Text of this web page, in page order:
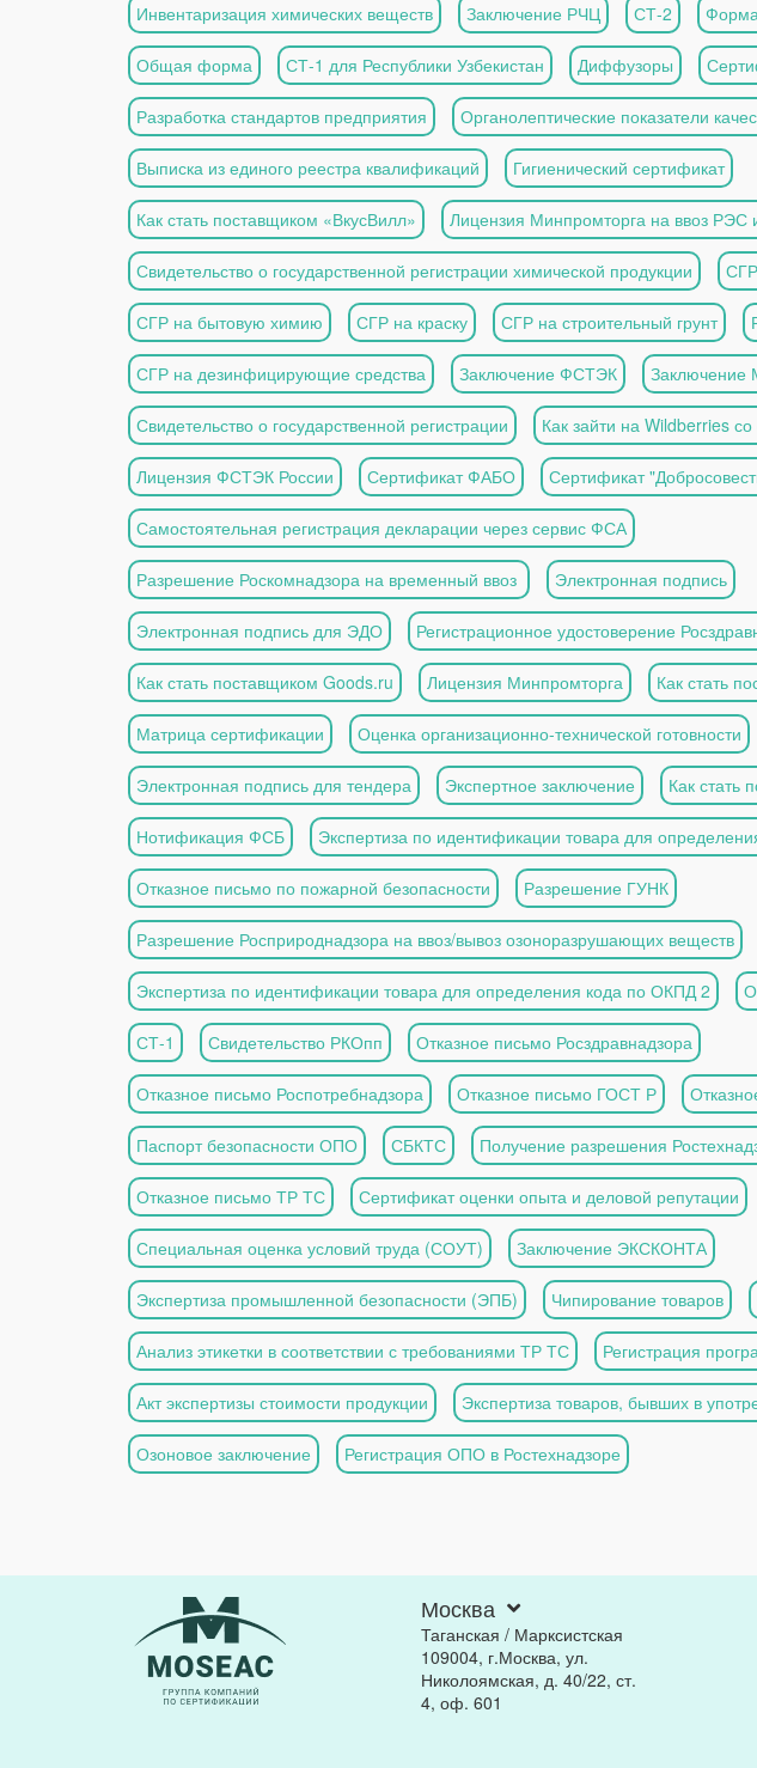
Инвентаризация химических веществ Заключение РЧЦ СТ-2
Общая форма СТ-1 для Республики Узбекистан Диффузоры
Разработка стандартов предприятия Органолептические показатели
Выписка из единого реестра квалификаций Гигиенический сертификат
Как стать поставщиком «ВкусВилл» Лицензия Минпромторга на ввоз РЭС
Свидетельство о государственной регистрации химической продукции
СГР на бытовую химию СГР на краску СГР на строительный грунт
СГР на дезинфицирующие средства Заключение ФСТЭК Заключение
Свидетельство о государственной регистрации Как зайти на Wildberries
Лицензия ФСТЭК России Сертификат ФАБО Сертификат
Самостоятельная регистрация декларации через сервис ФСА
Разрешение Роскомнадзора на временный ввоз Электронная подпись
Электронная подпись для ЭДО Регистрационное удостоверение
Как стать поставщиком Goods.ru Лицензия Минпромторга Как стать
Матрица сертификации Оценка организационно-технической готовности
Электронная подпись для тендера Экспертное заключение Как стать
Нотификация ФСБ Экспертиза по идентификации товара для
Отказное письмо по пожарной безопасности Разрешение ГУНК
Разрешение Росприроднадзора на ввоз/вывоз озоноразрушающих веществ
Экспертиза по идентификации товара для определения кода по ОКПД 2
СТ-1 Свидетельство РКОпп Отказное письмо Росздравнадзора
Отказное письмо Роспотребнадзора Отказное письмо ГОСТ Р
Паспорт безопасности ОПО СБКТС Получение разрешения
Отказное письмо ТР ТС Сертификат оценки опыта и деловой репутации
Специальная оценка условий труда (СОУТ) Заключение ЭКСКОНТА
Экспертиза промышленной безопасности (ЭПБ) Чипирование товаров
Анализ этикетки в соответствии с требованиями ТР ТС Регистрация
Акт экспертизы стоимости продукции Экспертиза товаров, бывших в
Озоновое заключение Регистрация ОПО в Ростехнадзоре
Москва
Таганская / Марксистская
109004, г.Москва, ул.
Николоямская, д. 40/22, ст.
4, оф. 601